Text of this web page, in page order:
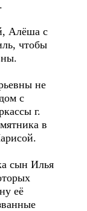
Алёша с
чтобы
не
с
г.
в
сын Илья
её